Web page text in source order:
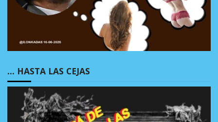
… HASTA LAS CEJAS